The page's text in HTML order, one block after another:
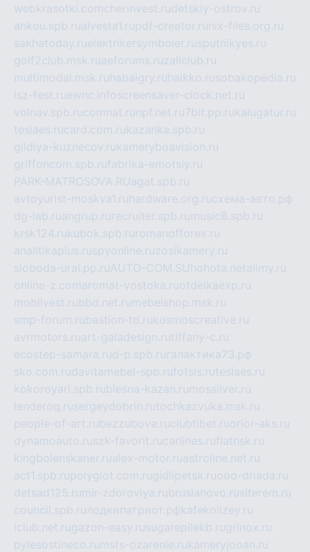
webkrasotki.comcherinvest.rudetskiy-ostrov.ru
ankou.spb.rualvesta1.rupdf-creator.ru nix-files.org.ru
sakhatoday.ruelektrikersymboler.rusputnikyes.ru
golf2club.msk.ruaeforums.ruzallclub.ru
multimodal.msk.ru habaigry.ru haikko.rusobakopedia.ru
isz-fest.ruewnc.infoscreensaver-clock.net.ru
volnav.spb.rucomnat.ru npf.net.ru 7bit.pp.rukalugatur.ru
tesiaes.rucard.com.rukazanka.spb.ru
gildiya-kuznecov.rukameryboavision.ru
griffoncom.spb.rufabrika-emotsiy.ru
PARK-MATROSOVA.RUagat.spb.ru
avtoyurist-moskva1.ru hardware.org.ruсхема-авто.рф
dg-lab.ruangrup.ru recruiter.spb.ru music8.spb.ru
krsk124.rukubok.spb.ru romanofforex.ru
analitikaplus.ruspyonline.ruzosikamery.ru
sloboda-ural.pp.ruAUTO-COM.SU hohota.net alimy.ru
online-z.comaromat-vostoka.ruotdelkaexp.ru
mobilvest.rubbd.net.ru mebelshop.msk.ru
smp-forum.rubastion-td.rukosmoscreative.ru
avrmotors.ruart-galadesign.rutiffany-c.ru
ecostep-samara.rud-p.spb.ru галактика73.рф
sko.com.rudavitamebel-spb.rufotsis.rutesiaes.ru
kokoroyari.spb.rublesna-kazan.ru mossilver.ru
lenderoq.rusergeydobrin.rutochkazvuka.msk.ru
people-of-art.rubezzubova.ruclubtibet.ruorior-aks.ru
dynamoauto.ruszk-favorit.rucarlines.ruflatnsk.ru
kingbolenskaner.rualex-motor.ruastroline.net.ru
act1.spb.rupolyglot.com.rugidlipetsk.ruooo-driada.ru
detsad125.ru mir-zdoroviya.rubruslanovo.rusiterem.ru
council.spb.ruлодкипатриот.рфkafekolizey.ru
iclub.net.rugazon-easy.rusugarepilekb.rugrinox.ru
pylesostineco.ru msts-ozarenie.rukameryjooan.ru